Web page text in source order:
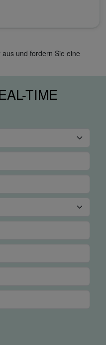
und fordern Sie eine
TIME